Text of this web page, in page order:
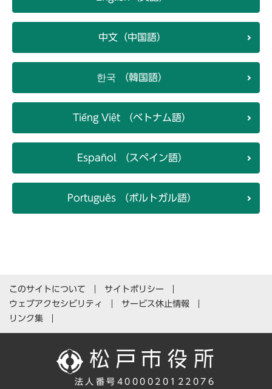
中文（中国語）
한국 （韓国語）
Tiếng Việt （ベトナム語）
Español （スペイン語）
Português （ポルトガル語）
このサイトについて
サイトポリシー
ウェブアクセシビリティ
サービス休止情報
リンク集
法人番号4000020122076